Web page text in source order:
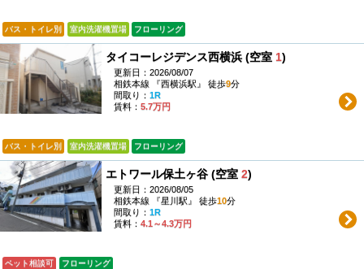
バス・トイレ別 室内洗濯機置場 フローリング
タイコーレジデンス西横浜 (空室 1)
更新日：2026/08/07
相鉄本線 『西横浜駅』 徒歩9分
間取り： 1R
賃料： 5.7万円
バス・トイレ別 室内洗濯機置場 フローリング
エトワール保土ヶ谷 (空室 2)
更新日：2026/08/05
相鉄本線 『星川駅』 徒歩10分
間取り： 1R
賃料： 4.1～4.3万円
ペット相談可 フローリング